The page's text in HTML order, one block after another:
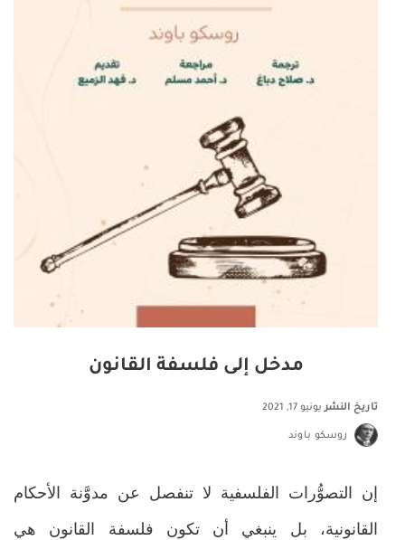
مدخل إلى فلسفة القانون
تاريخ النشريونيو 17, 2021
روسكو باوند
إن التصوُّرات الفلسفية لا تنفصل عن مدوَّنة الأحكام
القانونية، بل ينبغي أن تكون فلسفة القانون هي